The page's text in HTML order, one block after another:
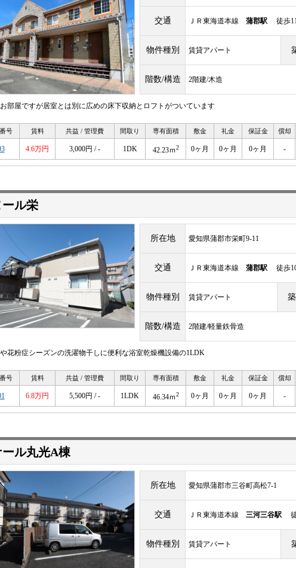
交通 ＪＲ東海道本線 蒲郡駅 徒歩
物件種別 賃貸アパート
階数/構造 2階建/木造
部屋ですが居室とは別に広めの床下収納とロフトがついています
号 賃料 共益 / 管理費 間取り 専有面積 敷金 礼金 保証金 償却
4.6万円 3,000円 / - 1DK 42.23ｍ2 0ヶ月 0ヶ月 0ヶ月 -
ル栄
所在地 愛知県蒲郡市栄町9-11
交通 ＪＲ東海道本線 蒲郡駅 徒歩
物件種別 賃貸アパート
階数/構造 2階建/軽量鉄骨造
花粉症シーズンの洗濯物干しに便利な浴室乾燥機設備の1LDK
号 賃料 共益 / 管理費 間取り 専有面積 敷金 礼金 保証金 償却
6.8万円 5,500円 / - 1LDK 46.34ｍ2 0ヶ月 0ヶ月 0ヶ月 -
ル丸光A棟
所在地 愛知県蒲郡市三谷町高松7-1
交通 ＪＲ東海道本線 三河三谷駅 徒
物件種別 賃貸アパート